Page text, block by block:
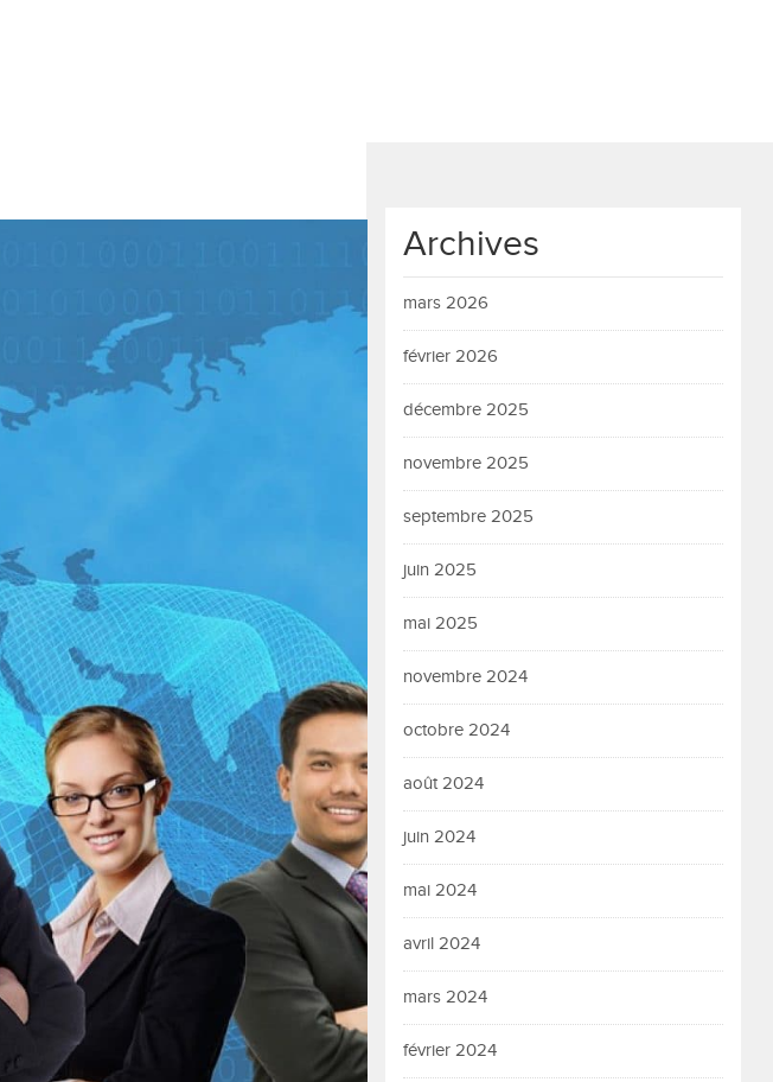
Archives
mars 2026
février 2026
décembre 2025
novembre 2025
septembre 2025
juin 2025
mai 2025
novembre 2024
octobre 2024
août 2024
juin 2024
mai 2024
avril 2024
mars 2024
février 2024